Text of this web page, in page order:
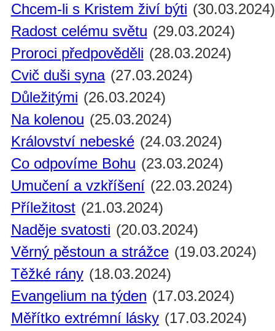
Chcem-li s Kristem živí býti (30.03.2024)
Radost celému světu (29.03.2024)
Proroci předpověděli (28.03.2024)
Cvič duši syna (27.03.2024)
Důležitými (26.03.2024)
Na kolenou (25.03.2024)
Království nebeské (24.03.2024)
Co odpovíme Bohu (23.03.2024)
Umučení a vzkříšení (22.03.2024)
Příležitost (21.03.2024)
Naděje svatosti (20.03.2024)
Věrný pěstoun a strážce (19.03.2024)
Těžké rány (18.03.2024)
Evangelium na týden (17.03.2024)
Měřítko extrémní lásky (17.03.2024)